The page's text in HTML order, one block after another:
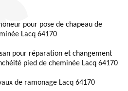
pour pose de chapeau de
Lacq 64170
pour réparation et changement
pied de cheminée Lacq 64170
de ramonage Lacq 64170